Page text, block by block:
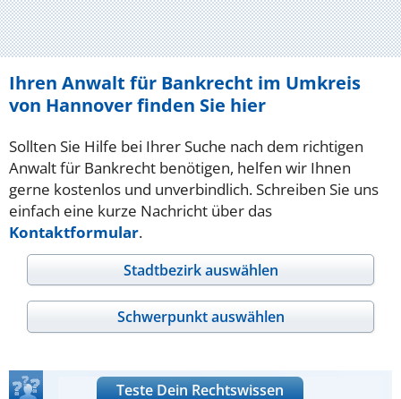
Ihren Anwalt für Bankrecht im Umkreis
von Hannover finden Sie hier
Sollten Sie Hilfe bei Ihrer Suche nach dem richtigen
Anwalt für Bankrecht benötigen, helfen wir Ihnen
gerne kostenlos und unverbindlich. Schreiben Sie uns
einfach eine kurze Nachricht über das
Kontaktformular.
Stadtbezirk auswählen
Schwerpunkt auswählen
Teste Dein Rechtswissen